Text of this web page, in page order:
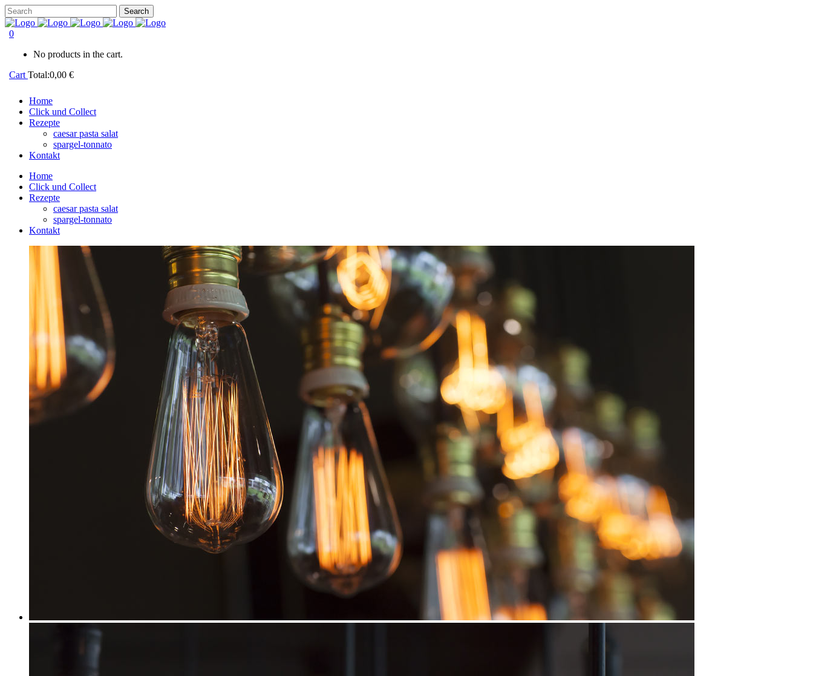
0
No products in the cart.
Cart Total:0,00 €
Home
Click und Collect
Rezepte
caesar pasta salat
spargel-tonnato
Kontakt
Home
Click und Collect
Rezepte
caesar pasta salat
spargel-tonnato
Kontakt